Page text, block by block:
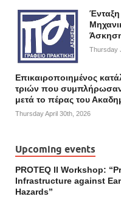
Ένταξη
Thursday
Επικαιροποιημένος
τριών που συμπλήρωσαν
μετά το πέρας του
Thursday April 30th, 2026
Upcoming events
PROTEQ II Workshop:
Infrastructure against
Hazards”